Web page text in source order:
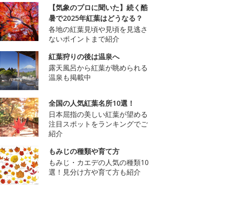
【気象のプロに聞いた】続く酷
暑で2025年紅葉はどうなる？
各地の紅葉見頃や見頃を見逃さ
ないポイントまで紹介
紅葉狩りの後は温泉へ
露天風呂から紅葉が眺められる
温泉も掲載中
全国の人気紅葉名所10選！
日本屈指の美しい紅葉が望める
注目スポットをランキングでご
紹介
もみじの種類や育て方
もみじ・カエデの人気の種類10
選！見分け方や育て方も紹介